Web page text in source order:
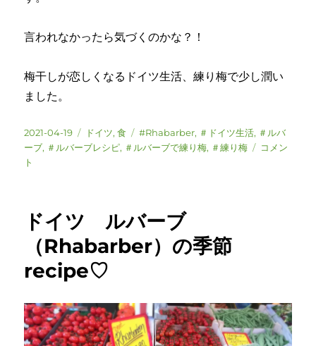
言われなかったら気づくのかな？！
梅干しが恋しくなるドイツ生活、練り梅で少し潤い
ました。
投
稿
日:
2021-04-19
カ
テ
ドイツ,食
タ
グ
#Rhabarber, ＃ドイツ生活, ＃ルバ
ーブ, ＃ルバーブレシピ, ＃ルバーブで練り梅, ＃練り梅
ド
梅
作
り
コメン
ト
ドイツ ルバーブ
（Rhabarber）の季節
recipe♡